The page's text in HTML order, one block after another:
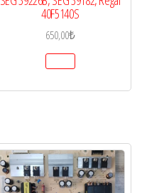
40F5140S
650,00₺